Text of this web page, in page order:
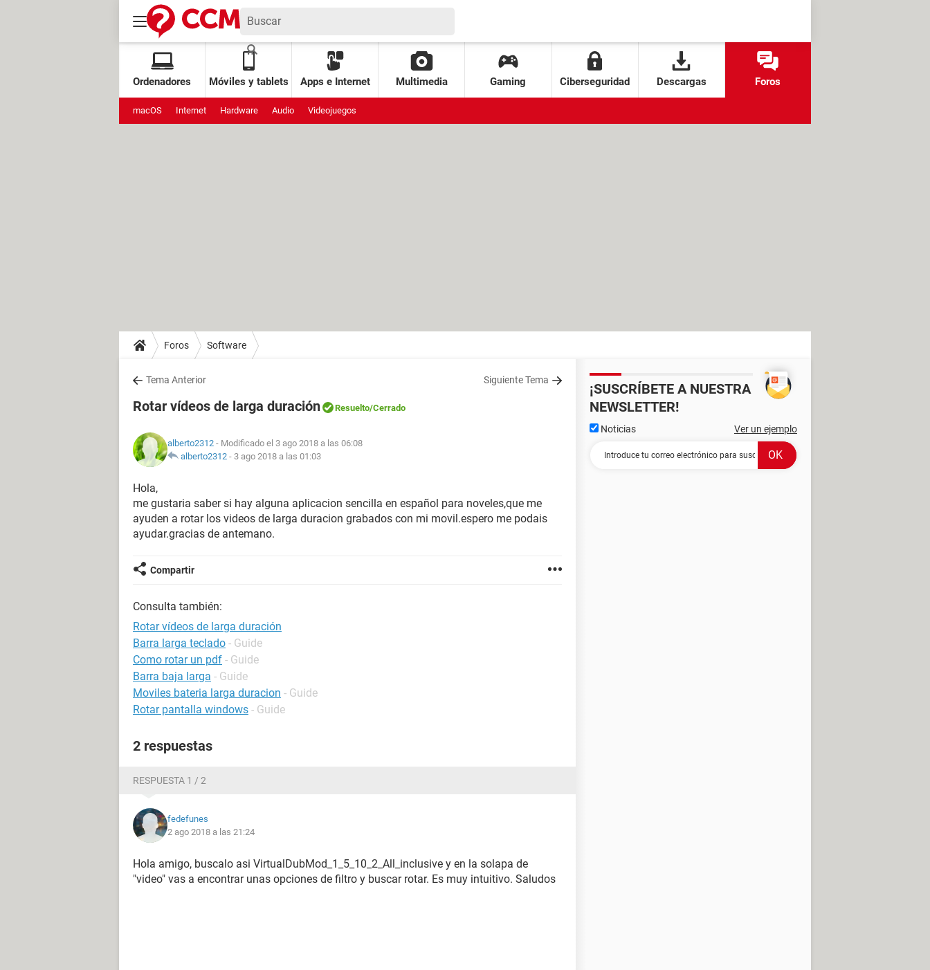
Ordenadores Móviles y tablets Apps e Internet Multimedia Gaming Ciberseguridad Descargas Foros
macOS Internet Hardware Audio Videojuegos
Foros Software
Tema Anterior Siguiente Tema
Rotar vídeos de larga duración Resuelto/Cerrado
alberto2312 - Modificado el 3 ago 2018 a las 06:08
alberto2312 - 3 ago 2018 a las 01:03
Hola,
me gustaria saber si hay alguna aplicacion sencilla en español para noveles,que me
ayuden a rotar los videos de larga duracion grabados con mi movil.espero me podais
ayudar.gracias de antemano.
Compartir
Consulta también:
Rotar vídeos de larga duración
Barra larga teclado - Guide
Como rotar un pdf - Guide
Barra baja larga - Guide
Moviles bateria larga duracion - Guide
Rotar pantalla windows - Guide
2 respuestas
RESPUESTA 1 / 2
fedefunes
2 ago 2018 a las 21:24
Hola amigo, buscalo asi VirtualDubMod_1_5_10_2_All_inclusive y en la solapa de
"video" vas a encontrar unas opciones de filtro y buscar rotar. Es muy intuitivo. Saludos
¡SUSCRÍBETE A NUESTRA
NEWSLETTER!
Noticias Ver un ejemplo